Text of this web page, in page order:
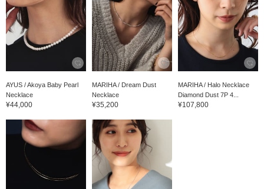
AYUS / Akoya Baby Pearl
Necklace
¥44,000
MARIHA / Dream Dust
Necklace
¥35,200
MARIHA / Halo Necklace
Diamond Dust 7P 4...
¥107,800